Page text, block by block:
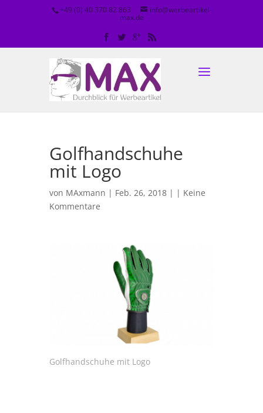
+49 (0) 40 370 82 863 info@werbeartikel-
max.de
Golfhandschuhe
mit Logo
von MAxmann | Feb. 26, 2018 | | Keine
Kommentare
Golfhandschuhe mit Logo